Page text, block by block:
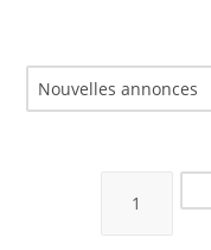
Nouvelles annonces
1